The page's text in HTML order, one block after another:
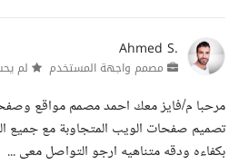
Ahmed S.
مصمم واجهة المستخدم لم
مرحبا م/فايز معك احمد مصمم مواقع
تصميم صفحات الويب المتجاوبة مع جميع
بكفاءه ودقه متناهيه ارجو التواصل معى ...